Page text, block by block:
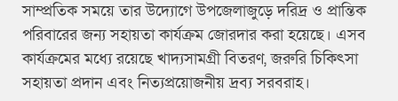
সাম্প্রতিক সময়ে তার উদ্যোগে উপজেলাজুড়ে দরিদ্র ও প্রান্তিক
পরিবারের জন্য সহায়তা কার্যক্রম জোরদার করা হয়েছে। এসব
কার্যক্রমের মধ্যে রয়েছে খাদ্যসামগ্রী বিতরণ, জরুরি চিকিৎসা
সহায়তা প্রদান এবং নিত্যপ্রয়োজনীয় দ্রব্য সরবরাহ।